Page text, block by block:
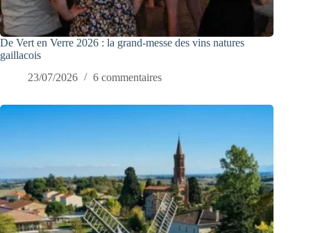
De Vert en Verre 2026 : la grand-messe des vins natures
gaillacois
23/07/2026
6 commentaires